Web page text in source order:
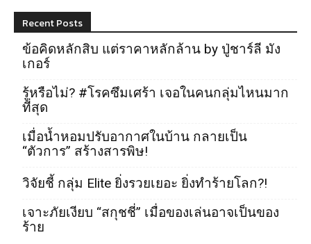
Recent Posts
ข้อคิดหลักสิบ แต่ราคาหลักล้าน by ปู่ชาร์ลี มัง
เกอร์
รู้หรือไม่? #โรคซึมเศร้า เจอในคนกลุ่มไหนมาก
ที่สุด
เมื่อน้ำหอมปรับอากาศในบ้าน กลายเป็น
“ตัวการ” สร้างสารพิษ!
วิจัยชี้ กลุ่ม Elite ยิ่งรวยเยอะ ยิ่งทำร้ายโลก?!
เจาะภัยเงียบ “สกุชชี่” เมื่อของเล่นอาจเป็นของ
ร้าย